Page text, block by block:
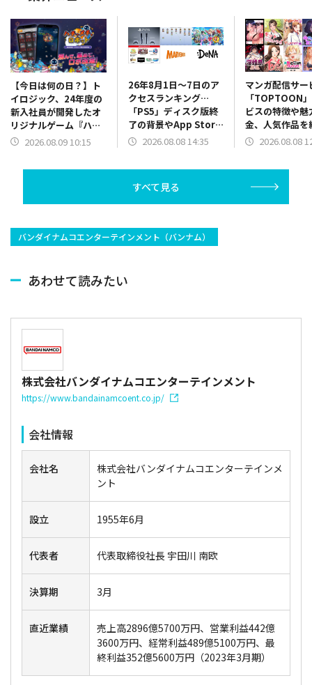
【今日は何の日？】ト
イロジック、24年度の
新入社員が開発したオ
リジナルゲーム『ハチ
ャメチャロボット』を
2026.08.09 10:15
26年8月1日～7日のア
クセスランキング…
「PS5」ディスク版終
了の背景やApp Store
振り返り、決算関係が
2026.08.08 14:35
マンガ配信サー
「TOPTOON
ビスの特徴や魅
金、人気作品
ランキングも毎
2026.08.08
すべて見る
バンダイナムコエンターテインメント（バンナム）
あわせて読みたい
株式会社バンダイナムコエンターテインメント
https://www.bandainamcoent.co.jp/
会社情報
会社名
株式会社バンダイナムコエンターテインメ
ント
設立 1955年6月
代表者 代表取締役社長 宇田川 南欧
決算期 3月
直近業績
売上高2896億5700万円、営業利益442億
3600万円、経常利益489億5100万円、最
終利益352億5600万円（2023年3月期）